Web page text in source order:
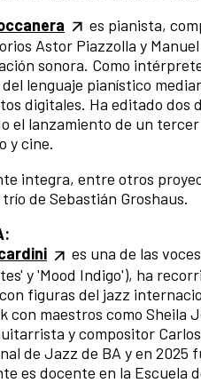
es pianista,
Astor Piazzolla y
sonora. Como
lenguaje pianístico
digitales. Ha editado dos
el lanzamiento de un
y cine.
integra, entre otros
de Sebastián Groshaus.
es una de las
y 'Mood Indigo'), ha
figuras del jazz
con maestros como
y compositor
de Jazz de BA y en 2025
es docente en la Escuela